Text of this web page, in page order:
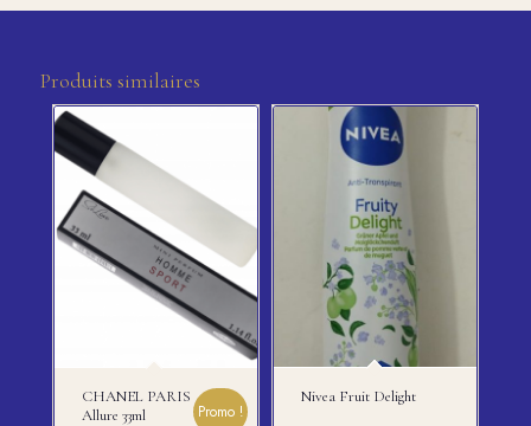
Produits similaires
CHANEL PARIS
Allure 33ml
Promo !
Nivea Fruit Delight